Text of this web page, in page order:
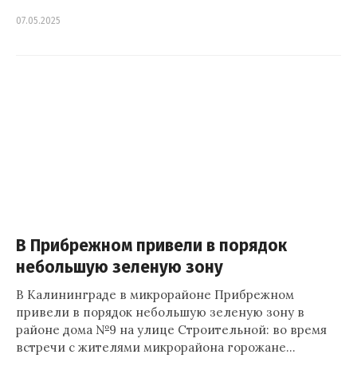
07.05.2025
В Прибрежном привели в порядок
небольшую зеленую зону
В Калининграде в микрорайоне Прибрежном
привели в порядок небольшую зеленую зону в
районе дома №9 на улице Строительной: во время
встречи с жителями микрорайона горожане…